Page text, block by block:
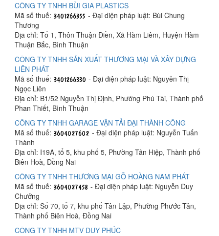
CÔNG TY TNHH BÙI GIA PLASTICS
Mã số thuế:
- Đại diện pháp luật: Bùi Chung
Thương
Địa chỉ: Tổ 1, Thôn Thuận Điền, Xã Hàm Liêm, Huyện Hàm
Thuận Bắc, Bình Thuận
CÔNG TY TNHH SẢN XUẤT THƯƠNG MẠI VÀ XÂY DỰNG
LIÊN PHÁT
Mã số thuế:
- Đại diện pháp luật: Nguyễn Thị
Ngọc Liên
Địa chỉ: B1/52 Nguyễn Thị Định, Phường Phú Tài, Thành phố
Phan Thiết, Bình Thuận
CÔNG TY TNHH GARAGE VẬN TẢI ĐẠI THÀNH CÔNG
Mã số thuế:
- Đại diện pháp luật: Nguyễn Tuấn
Thành
Địa chỉ: I19A, tổ 5, khu phố 5, Phường Tân Hiệp, Thành phố
Biên Hoà, Đồng Nai
CÔNG TY TNHH THƯƠNG MẠI GỖ HOÀNG NAM PHÁT
Mã số thuế:
- Đại diện pháp luật: Nguyễn Duy
Chưởng
Địa chỉ: Số 70, tổ 7, khu phố Tân Lập, Phường Phước Tân,
Thành phố Biên Hoà, Đồng Nai
CÔNG TY TNHH MTV DUY PHÚC